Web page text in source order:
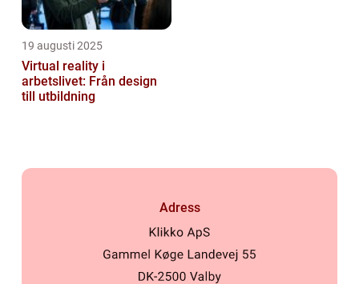
19 augusti 2025
Virtual reality i
arbetslivet: Från design
till utbildning
Adress